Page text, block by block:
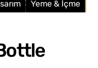
Yeme & İçme